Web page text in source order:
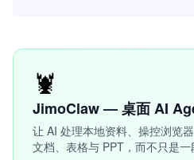
🦞
JimoClaw — 桌面 AI
让 AI 处理本地资料、操控浏览
文档、表格与 PPT，而不只是一